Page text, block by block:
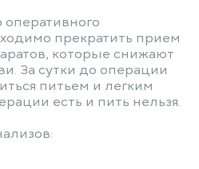
прекратить прием
которые снижают
За сутки до операции
питьем и легким
есть и пить нельзя.